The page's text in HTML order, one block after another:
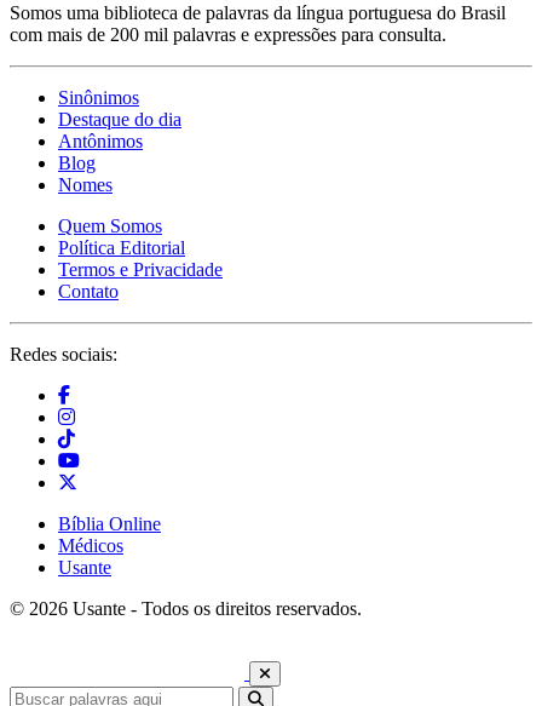
Somos uma biblioteca de palavras da língua portuguesa do Brasil
com mais de 200 mil palavras e expressões para consulta.
Sinônimos
Destaque do dia
Antônimos
Blog
Nomes
Quem Somos
Política Editorial
Termos e Privacidade
Contato
Redes sociais:
Bíblia Online
Médicos
Usante
© 2026 Usante - Todos os direitos reservados.